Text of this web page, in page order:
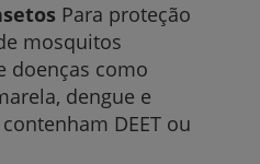
Para proteção
mosquitos
doenças como
dengue e
DEET ou